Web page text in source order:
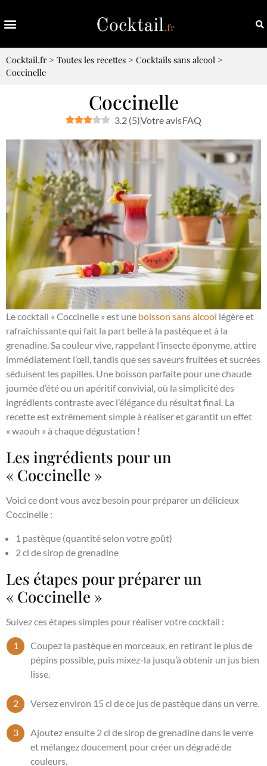
Cocktail.fr> Toutes les recettes > Cocktails sans alcool >
Coccinelle
Coccinelle
3.2 (5)Votre avisFAQ
Le cocktail « Coccinelle » est une boisson sans alcool légère et
rafraîchissante qui fait la part belle à la pastèque et à la
grenadine. Sa couleur vive, rappelant l’insecte éponyme, attire
immédiatement l’œil, tandis que ses saveurs fruitées et sucrées
séduisent les papilles. Une boisson parfaite pour une chaude
journée d’été ou un apéritif convivial, où la simplicité des
ingrédients contraste avec l’élégance du résultat final. La
recette est extrêmement simple à réaliser et garantit un effet
« waouh » à chaque dégustation !
Les ingrédients pour un
« Coccinelle »
Voici ce dont vous avez besoin pour préparer un délicieux
Coccinelle :
1 pastèque (quantité selon votre goût)
2 cl de sirop de grenadine
Les étapes pour préparer un
« Coccinelle »
Suivez ces étapes simples pour réaliser votre cocktail :
Coupez la pastèque en morceaux, en retirant le plus de
pépins possible, puis mixez-la jusqu’à obtenir un jus bien
lisse.
Versez environ 15 cl de ce jus de pastèque dans un verre.
Ajoutez ensuite 2 cl de sirop de grenadine dans le verre
et mélangez doucement pour créer un dégradé de
couleurs.